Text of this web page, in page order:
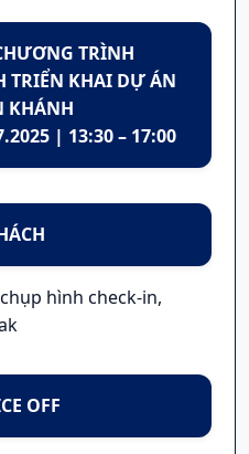
TRÌNH
TRIỂN KHAI DỰ ÁN
KHÁNH
| 13:30 – 17:00
hình check-in,
OFF